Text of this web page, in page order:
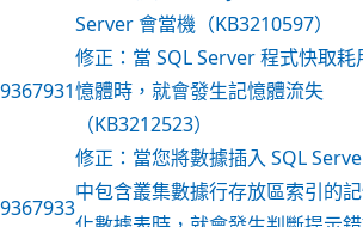
Server 會當機（KB3210597）
9367931
修正：當 SQL Server 程式快取耗
憶體時，就會發生記憶體流失
（KB3212523）
9367933
修正：當您將數據插入 SQL
中包含叢集數據行存放區索引的